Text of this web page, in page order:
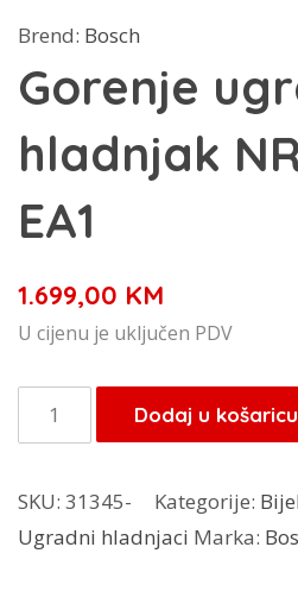
Brend: Bosch
Gorenje
hladnjak
EA1
1.699,00 KM
U cijenu je uključen PDV
Gorenje
ugradbeni
NRKI
518
Dodaj u košaricu
SKU: 31345- Kategorije:
Ugradni hladnjaci Marka: